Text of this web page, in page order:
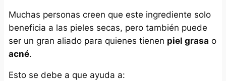
Muchas personas creen que este ingrediente solo
beneficia a las pieles secas, pero también puede
ser un gran aliado para quienes tienen piel grasa o
acné.
Esto se debe a que ayuda a: